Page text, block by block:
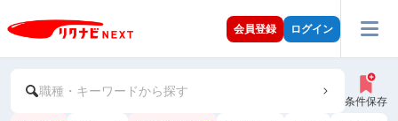
会員登録 ログイン
職種・キーワードから探す
条件保存